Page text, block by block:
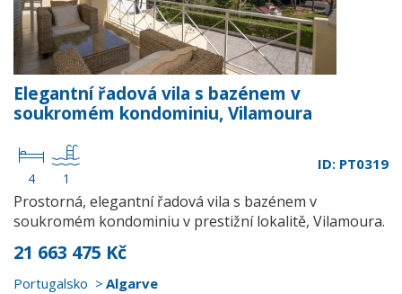
Elegantní řadová vila s bazénem v
soukromém kondominiu, Vilamoura
4 1
ID: PT0319
Prostorná, elegantní řadová vila s bazénem v
soukromém kondominiu v prestižní lokalitě, Vilamoura.
21 663 475 Kč
Portugalsko Algarve